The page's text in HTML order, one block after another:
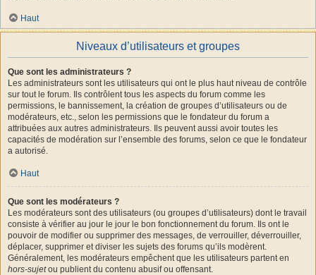
Haut
Niveaux d’utilisateurs et groupes
Que sont les administrateurs ?
Les administrateurs sont les utilisateurs qui ont le plus haut niveau de contrôle
sur tout le forum. Ils contrôlent tous les aspects du forum comme les
permissions, le bannissement, la création de groupes d’utilisateurs ou de
modérateurs, etc., selon les permissions que le fondateur du forum a
attribuées aux autres administrateurs. Ils peuvent aussi avoir toutes les
capacités de modération sur l’ensemble des forums, selon ce que le fondateur
a autorisé.
Haut
Que sont les modérateurs ?
Les modérateurs sont des utilisateurs (ou groupes d’utilisateurs) dont le travail
consiste à vérifier au jour le jour le bon fonctionnement du forum. Ils ont le
pouvoir de modifier ou supprimer des messages, de verrouiller, déverrouiller,
déplacer, supprimer et diviser les sujets des forums qu’ils modèrent.
Généralement, les modérateurs empêchent que les utilisateurs partent en
hors-sujetou publient du contenu abusif ou offensant.